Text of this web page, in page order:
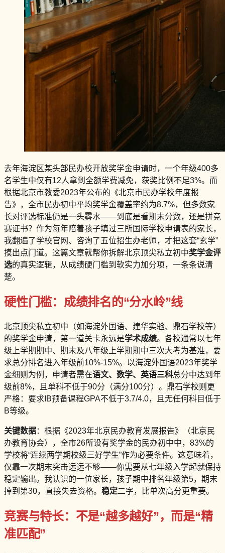
去年海淀区某头部民办校开放奖学金申请时，一个年级400多
名学生中仅有12人拿到全额学费减免，获奖比例不足3%。而
根据北京市教委2023年公布的《北京市民办学校年度报
告》，全市民办初中平均奖学金覆盖率约为8.7%，但多数家
长对评选标准仍是一头雾水——到底是看期末分数，还是拼竞
赛证书？作为每年陪着孩子填过三所国际学校申请表的家长，
我翻遍了学校官网、咨询了五位招生办老师，才把这套“玄学”
摸出点门道。这篇文章就帮你拆解北京顶尖私立初中奖学金评
选的真实逻辑，从成绩硬门槛到软实力加分项，一条条说清
楚。
硬性门槛：成绩排名的“分水岭”线
北京顶尖私立初中（如海淀外国语、建华实验、鼎石学校等）
的奖学金申请，第一道关卡永远是学术成绩。各校通常以七年
级上学期期中、期末及八年级上学期期中三次大考为基准，要
求总分排名进入年级前10%-15%。以海淀外国语2023年奖学
金细则为例，申请者需在语文、数学、英语三科总分中达到年
级前8%，且单科不低于90分（满分100分）。鼎石学校则更
严格：要求IB预备课程GPA不低于3.7/4.0，且无任何科目低于
B等级。
关键数据：根据《2023年北京民办教育发展报告》（北京民
办教育协会），全市26所设有奖学金的民办初中中，83%的
学校将“连续两学期校级三好学生”作为必要条件。这意味着，
仅靠一次期末突击远远不够——你需要从七年级入学起就保持
稳定输出。我认识的一位家长，孩子期中排名年级第5，期末
掉到第30，直接失去资格。 稳定二字，比单次高分更重要。
竞赛与特长：不是“越多越好”，而是“精
准匹配”